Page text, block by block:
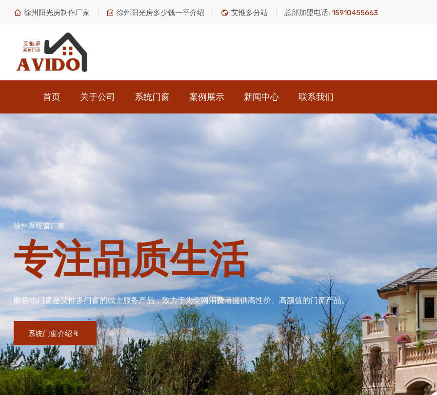
徐州阳光房制作厂家 徐州阳光房多少钱一平介绍 艾惟多分站 总部加盟电话: 15910455663
首页 关于公司 系统门窗 案例展示 新闻中心 联系我们
徐州系统窗厂家
专注品质生活
断桥铝门窗是艾惟多门窗的线上服务产品，致力于为全网消费者提供高性价、高颜值的门窗产品。
系统门窗介绍